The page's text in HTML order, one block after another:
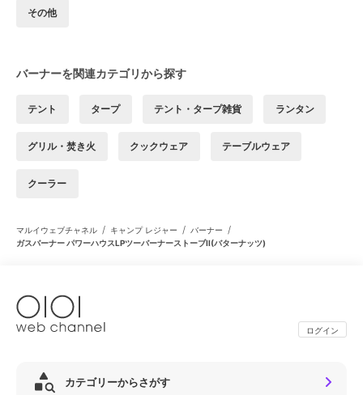
その他
バーナーを関連カテゴリから探す
テント タープ テント・タープ雑貨 ランタン
グリル・焚き火 クックウェア テーブルウェア
クーラー
マルイウェブチャネル / キャンプ レジャー / バーナー /
ガスバーナー パワーハウスLPツーバーナーストーブII(バターナッツ)
ログイン
カテゴリーからさがす